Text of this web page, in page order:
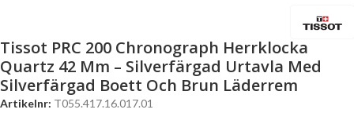
Tissot PRC 200 Chronograph Herrklocka
Quartz 42 Mm – Silverfärgad Urtavla Med
Silverfärgad Boett Och Brun Läderrem
Artikelnr: T055.417.16.017.01